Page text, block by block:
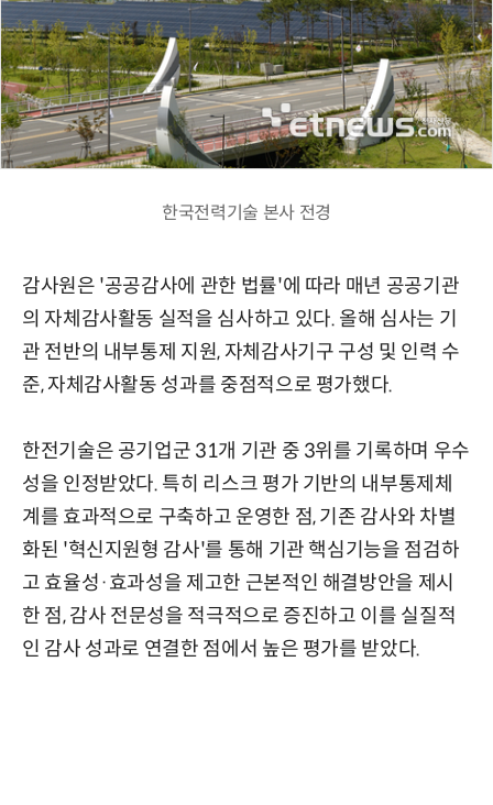
한국전력기술 본사 전경
감사원은 '공공감사에 관한 법률'에 따라 매년 공공기관
의 자체감사활동 실적을 심사하고 있다. 올해 심사는 기
관 전반의 내부통제 지원, 자체감사기구 구성 및 인력 수
준, 자체감사활동 성과를 중점적으로 평가했다.
한전기술은 공기업군 31개 기관 중 3위를 기록하며 우수
성을 인정받았다. 특히 리스크 평가 기반의 내부통제체
계를 효과적으로 구축하고 운영한 점, 기존 감사와 차별
화된 '혁신지원형 감사'를 통해 기관 핵심기능을 점검하
고 효율성·효과성을 제고한 근본적인 해결방안을 제시
한 점, 감사 전문성을 적극적으로 증진하고 이를 실질적
인 감사 성과로 연결한 점에서 높은 평가를 받았다.